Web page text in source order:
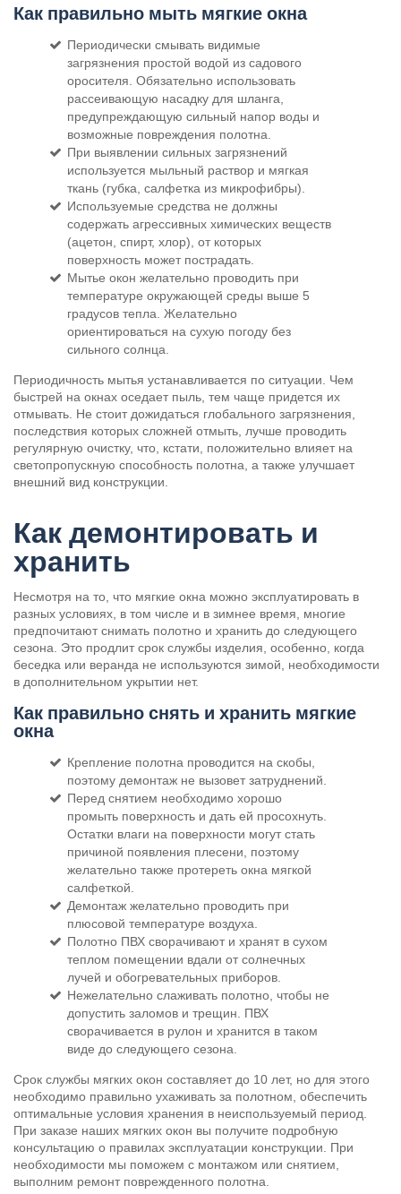
Как правильно мыть мягкие окна
Периодически смывать видимые
загрязнения простой водой из садового
оросителя. Обязательно использовать
рассеивающую насадку для шланга,
предупреждающую сильный напор воды и
возможные повреждения полотна.
При выявлении сильных загрязнений
используется мыльный раствор и мягкая
ткань (губка, салфетка из микрофибры).
Используемые средства не должны
содержать агрессивных химических веществ
(ацетон, спирт, хлор), от которых
поверхность может пострадать.
Мытье окон желательно проводить при
температуре окружающей среды выше 5
градусов тепла. Желательно
ориентироваться на сухую погоду без
сильного солнца.
Периодичность мытья устанавливается по ситуации. Чем
быстрей на окнах оседает пыль, тем чаще придется их
отмывать. Не стоит дожидаться глобального загрязнения,
последствия которых сложней отмыть, лучше проводить
регулярную очистку, что, кстати, положительно влияет на
светопропускную способность полотна, а также улучшает
внешний вид конструкции.
Как демонтировать и
хранить
Несмотря на то, что мягкие окна можно эксплуатировать в
разных условиях, в том числе и в зимнее время, многие
предпочитают снимать полотно и хранить до следующего
сезона. Это продлит срок службы изделия, особенно, когда
беседка или веранда не используются зимой, необходимости
в дополнительном укрытии нет.
Как правильно снять и хранить мягкие
окна
Крепление полотна проводится на скобы,
поэтому демонтаж не вызовет затруднений.
Перед снятием необходимо хорошо
промыть поверхность и дать ей просохнуть.
Остатки влаги на поверхности могут стать
причиной появления плесени, поэтому
желательно также протереть окна мягкой
салфеткой.
Демонтаж желательно проводить при
плюсовой температуре воздуха.
Полотно ПВХ сворачивают и хранят в сухом
теплом помещении вдали от солнечных
лучей и обогревательных приборов.
Нежелательно слаживать полотно, чтобы не
допустить заломов и трещин. ПВХ
сворачивается в рулон и хранится в таком
виде до следующего сезона.
Срок службы мягких окон составляет до 10 лет, но для этого
необходимо правильно ухаживать за полотном, обеспечить
оптимальные условия хранения в неиспользуемый период.
При заказе наших мягких окон вы получите подробную
консультацию о правилах эксплуатации конструкции. При
необходимости мы поможем с монтажом или снятием,
выполним ремонт поврежденного полотна.